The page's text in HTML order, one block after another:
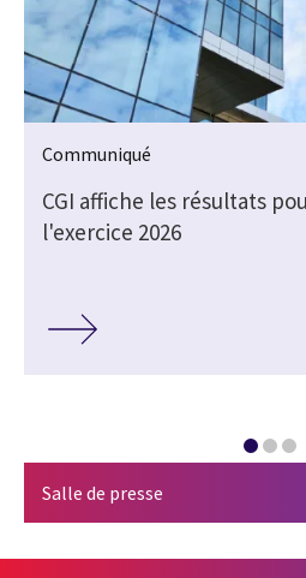
Communiqué
CGI affiche les résultats
l'exercice 2026
Salle de presse